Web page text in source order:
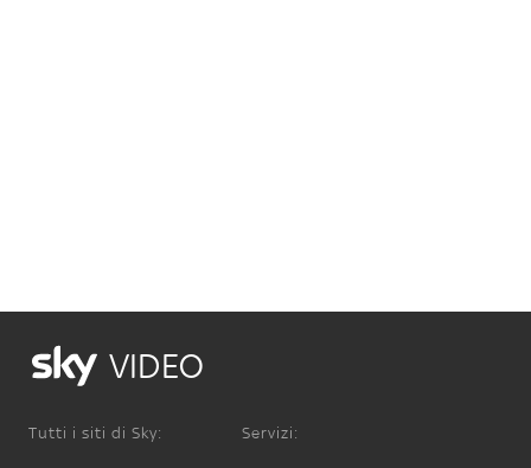
VIDEO
Tutti i siti di Sky: Servizi: